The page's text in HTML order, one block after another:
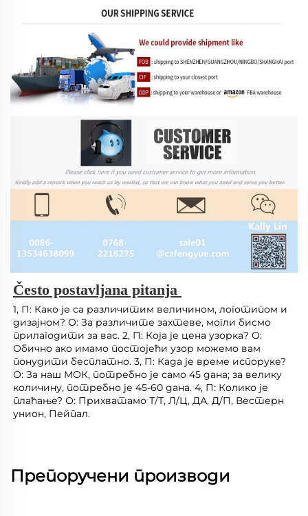
Često postavljana pitanja
1, П: Како је са различитим величином, логотипом и
дизајном? О: За различите захтеве, могли бисмо
прилагодити за вас. 2, П: Која је цена узорка? О:
Обично ако имамо постојећи узор можемо вам
понудити бесплатно. 3, П: Када је време испоруке?
О: За наш МОК, потребно је само 45 дана; за велику
количину, потребно је 45-60 дана. 4, П: Колико је
плаћање? О: Прихватамо Т/Т, Л/Ц, ДА, Д/П, Вестерн
унион, Пейпал.
Препоручени производи